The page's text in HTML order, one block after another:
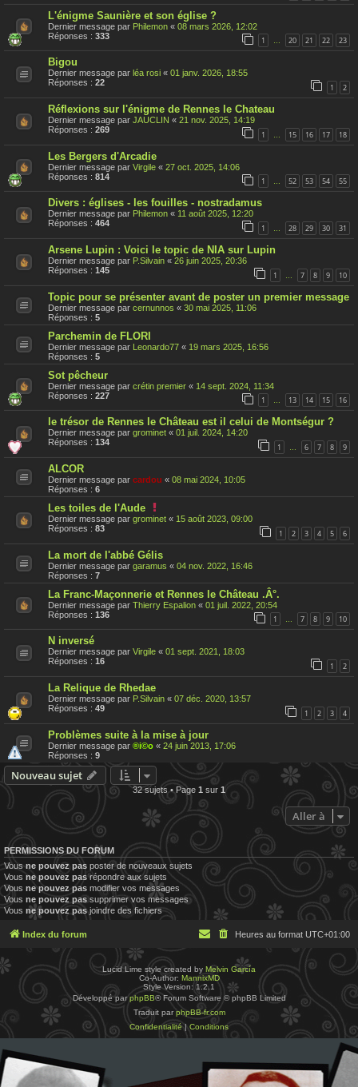
L'énigme Saunière et son église ?
Dernier message par Philemon « 08 mars 2026, 12:02
Réponses : 333 1 … 20 21 22 23
Bigou
Dernier message par léa rosi « 01 janv. 2026, 18:55
Réponses : 22 1 2
Réflexions sur l'énigme de Rennes le Chateau
Dernier message par JAUCLIN « 21 nov. 2025, 14:19
Réponses : 269 1 15 16 17 18
Les Bergers d'Arcadie
Dernier message par Virgile « 27 oct. 2025, 14:06
Réponses : 814 1 … 52 53 54 55
Divers : églises - les fouilles - nostradamus
Dernier message par Philemon « 11 août 2025, 12:20
Réponses : 464 1 28 29 30 31
Arsene Lupin : Voici le topic de NIA sur Lupin
Dernier message par P.Silvain « 26 juin 2025, 20:36
Réponses : 145 1 7 8 9 10
Topic pour se présenter avant de poster un premier message
Dernier message par cernunnos « 30 mai 2025, 11:06
Réponses : 5
Parchemin de FLORI
Dernier message par Leonardo77 « 19 mars 2025, 16:56
Réponses : 5
Sot pêcheur
Dernier message par crétin premier « 14 sept. 2024, 11:34
Réponses : 227 1 … 13 14 15 16
le trésor de Rennes le Château est il celui de Montségur ?
Dernier message par grominet « 01 juil. 2024, 14:20
Réponses : 134 1 6 7 8 9
ALCOR
Dernier message par cardou « 08 mai 2024, 10:05
Réponses : 6
Les toiles de l'Aude
e
s
e
t
t
é
r
o
Dernier message par grominet « 15 août 2023, 09:00
Réponses : 83 1 2 3 4 5 6
La mort de l'abbé Gélis
Dernier message par garamus « 04 nov. 2022, 16:46
Réponses : 7
La Franc-Maçonnerie et Rennes le Château .Â°.
Dernier message par Thierry Espalion « 01 juil. 2022, 20:54
Réponses : 136 1 … 7 8 9 10
N inversé
Dernier message par Virgile « 01 sept. 2021, 18:03
Réponses : 16 1 2
La Relique de Rhedae
Dernier message par P.Silvain « 07 déc. 2020, 13:57
Réponses : 49 1 2 3 4
Problèmes suite à la mise à jour
Dernier message par ®i©o « 24 juin 2013, 17:06
Réponses : 9
Nouveau sujet
32 sujets • Page 1 sur 1
Aller à
PERMISSIONS DU FORUM
Vousne pouvez pas poster de nouveaux sujets
Vousne pouvez pasrépondre aux sujets
Vous ne pouvez pas modifier vos messages
Vous ne pouvez passupprimer vos messages
Vous ne pouvez pasjoindre des fichiers
Index du forum Heures au format UTC+01:00
Lucid Lime style created by Melvin García
Co-Author: MannixMD
Style Version: 1.2.1
Développé parphpBB® Forum Software © phpBB Limited
Traduit parphpBB-fr.com
Confidentialité|Conditions